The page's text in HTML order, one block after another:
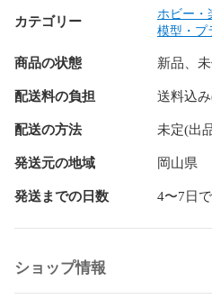
入れすぎにご注意ください。破
・あくまでガイドです、加工後
・到着時の割れや欠けなどの商
・商品には保護シートの茶色い
てから剥がしてお使いください。
・治具を利用したことにより被
カテゴリー
ホビー・
模型・プ
商品の状態 新品、
配送料の負担 送料込
配送の方法 未定(出
発送元の地域 岡山県
発送までの日数 4〜7日
ショップ情報